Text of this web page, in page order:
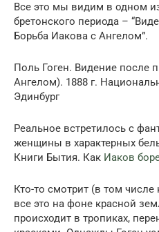
Все это мы видим в одном
бретонского периода –
Борьба Иакова с Ангелом”.
Поль Гоген. Видение после
Ангелом). 1888 г.
Эдинбург
Реальное встретилось с
женщины в характерных
Книги Бытия. Как Иаков
Кто-то смотрит (в том
все это на фоне красной
происходит в тропиках,